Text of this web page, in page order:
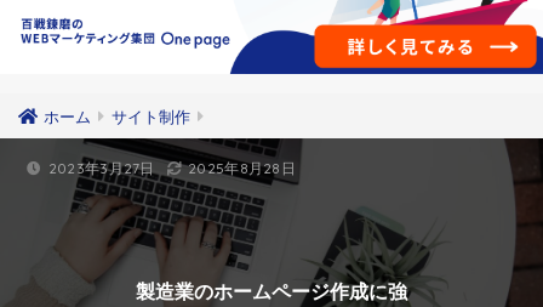
ホーム サイト制作
製造業のホームページ作成に強
2023年3月27日 2025年8月28日